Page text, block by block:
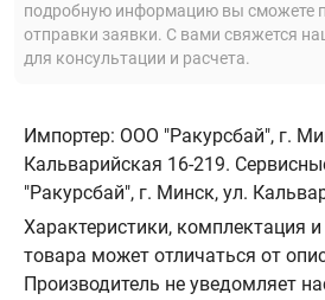
подробную информацию вы сможете
отправки заявки. С вами свяжется
для консультации и расчета.
Импортер: ООО "Ракурсбай", г.
Кальварийская 16-219.
"Ракурсбай", г. Минск, ул.
Характеристики, комплектация
товара может отличаться от
Производитель не уведомляет